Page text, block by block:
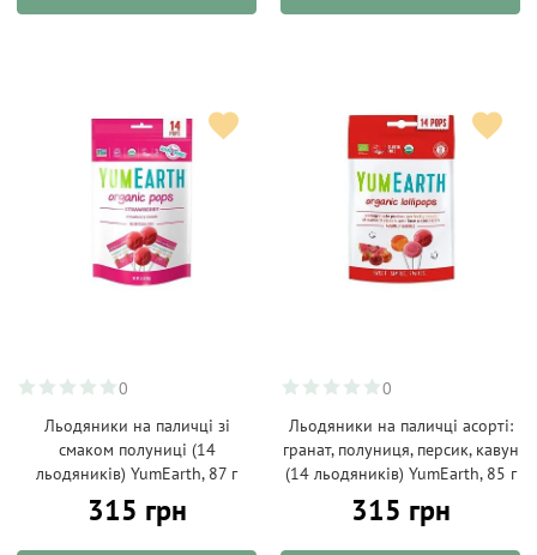
0
Льодяники на паличці зі
смаком полуниці (14
льодяників) YumEarth, 87 г
315 грн
0
Льодяники на паличці асорті:
гранат, полуниця, персик, кавун
(14 льодяників) YumEarth, 85 г
315 грн